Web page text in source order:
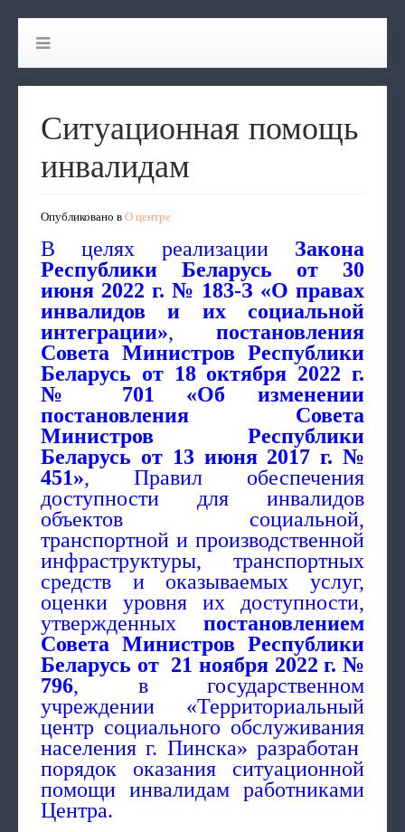
Ситуационная помощь
инвалидам
Опубликовано вО центре
В целях реализации Закона
Республики Беларусь от 30
июня 2022 г. № 183-З «О правах
инвалидов и их социальной
интеграции», постановления
Совета Министров Республики
Беларусь от 18 октября 2022 г.
№ 701 «Об изменении
постановления Совета
Министров Республики
Беларусь от 13 июня 2017 г. №
451», Правил обеспечения
доступности для инвалидов
объектов социальной,
транспортной и производственной
инфраструктуры, транспортных
средств и оказываемых услуг,
оценки уровня их доступности,
утвержденных постановлением
Совета Министров Республики
Беларусь от 21 ноября 2022 г. №
796, в государственном
учреждении «Территориальный
центр социального обслуживания
населения г. Пинска» разработан
порядок оказания ситуационной
помощи инвалидам работниками
Центра.